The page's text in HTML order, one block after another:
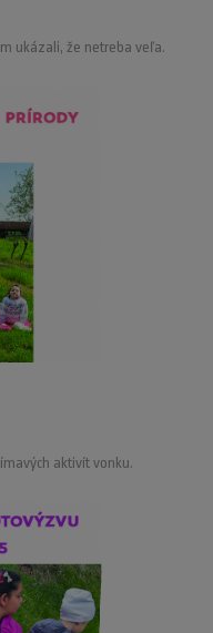
ukázali, že netreba veľa.
aktivít vonku.